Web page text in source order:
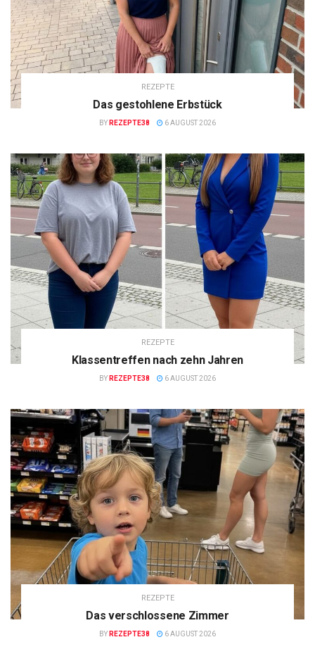
REZEPTE
Das gestohlene Erbstück
BY REZEPTE38 6 AUGUST 2026
REZEPTE
Klassentreffen nach zehn Jahren
BY REZEPTE38 6 AUGUST 2026
REZEPTE
Das verschlossene Zimmer
BY REZEPTE38 6 AUGUST 2026